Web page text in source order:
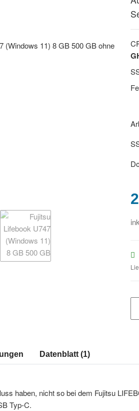
Datenblatt (1)
haben, nicht so bei dem Fujitsu
Typ-C.